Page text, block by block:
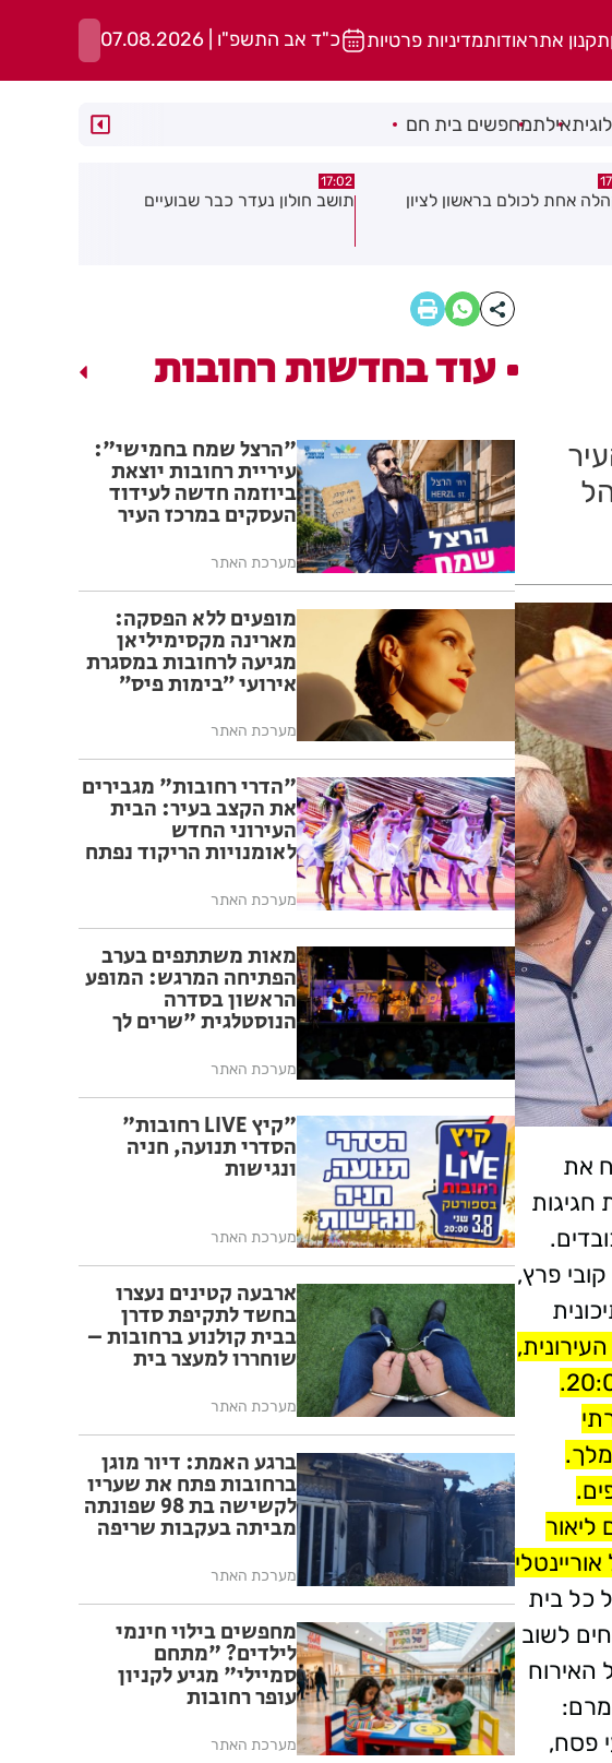
תקנון אתראודותמדיניות פרטיות כ"ד אב התשפ"ו | 07.08.2026
אילתמחפשים בית חם
חולון נעדר כבר שבועיים
15:21
"הרצל שמח בחמישי": עיריית רחובות
את
חגיגות
פרץ,
מזמינות את תושבי העיר לחגיגת מימונה עירונית בפארק המייסדים, היום, בשעה 20:00.
כל בית
לשוב
האירוח
פסח,
עוד בחדשות רחובות
"הרצל שמח בחמישי":
עיריית רחובות יוצאת
ביוזמה חדשה לעידוד
העסקים במרכז העיר
מערכת האתר
מופעים ללא הפסקה:
מארינה מקסימיליאן
מגיעה לרחובות במסגרת
אירועי ״בימות פיס״
מערכת האתר
"הדרי רחובות" מגבירים
את הקצב בעיר: הבית
העירוני החדש
לאומנויות הריקוד נפתח
מערכת האתר
מאות משתתפים בערב
הפתיחה המרגש: המופע
הראשון בסדרה
הנוסטלגית "שרים לך
ה-17
מערכת האתר
"קיץ LIVE רחובות"
הסדרי תנועה, חניה
ונגישות
מערכת האתר
ארבעה קטינים נעצרו
בחשד לתקיפת סדרן
בבית קולנוע ברחובות –
שוחררו למעצר בית
מערכת האתר
ברגע האמת: דיור מוגן
ברחובות פתח את שעריו
לקשישה בת 98 שפונתה
מביתה בעקבות שריפה
מערכת האתר
מחפשים בילוי חינמי
לילדים? "מתחם
סמיילי" מגיע לקניון
עופר רחובות
מערכת האתר